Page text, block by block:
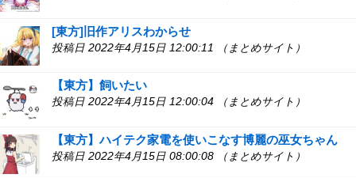
[東方]旧作アリスわからせ
投稿日 2022年4月15日 12:00:11 （まとめサイト）
【東方】飼いたい
投稿日 2022年4月15日 12:00:04 （まとめサイト）
【東方】ハイテク家電を使いこなす博麗の巫女ちゃん
投稿日 2022年4月15日 08:00:08 （まとめサイト）